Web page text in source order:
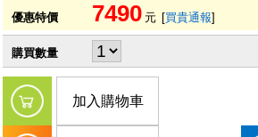
優惠特價 7490 元 [買貴通報]
購買數量
加入購物車